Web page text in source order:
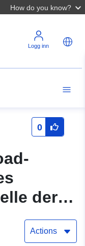
How do you know?
Logg inn
0
der
im
dem
Actions